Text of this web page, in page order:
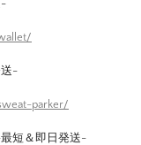
-
送-
parker/
短＆即日発送-